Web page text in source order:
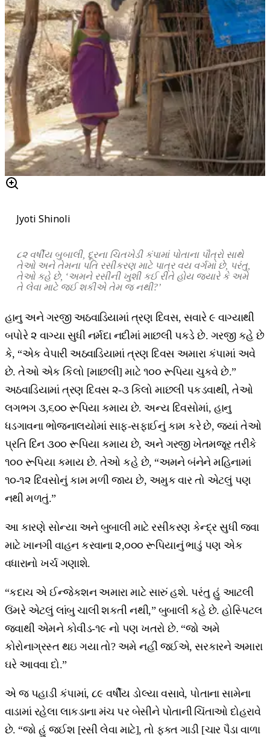
Jyoti Shinoli
૮૨ વર્ષીય બુબાલી, દૂરના ચિતખેડી કંપામાં પોતાના પૌત્રો સાથે
તેઓ અને તેમના પતિ રસીકરણ માટે પાત્ર વય વર્ગમાં છે, પરંતુ,
તેઓ કહે છે, ‘અમને રસીની ખુશી કઈ રીતે હોય જ્યારે કે અમે
તે લેવા માટે જઈ શકીએ તેમ જ નથી?’
હાનુ અને ગરજી અઠવાડિયામાં ત્રણ દિવસ, સવારે ૯ વાગ્યાથી
બપોરે ૨ વાગ્યા સુધી નર્મદા નદીમાં માછલી પકડે છે. ગરજી કહે છે
કે, “એક વેપારી અઠવાડિયામાં ત્રણ દિવસ અમારા કંપામાં અવે
છે. તેઓ એક કિલો [માછલી] માટે ૧૦૦ રૂપિયા ચુકવે છે.”
અઠવાડિયામાં ત્રણ દિવસ ૨-૩ કિલો માછલી પકડવાથી, તેઓ
લગભગ ૩,૬૦૦ રૂપિયા કમાય છે. અન્ય દિવસોમાં, હાનુ
ધડગાવના ભોજનાલયોમાં સાફ-સફાઈનું કામ કરે છે, જ્યાં તેઓ
પ્રતિ દિન ૩૦૦ રૂપિયા કમાય છે, અને ગરજી ખેતમજૂર તરીકે
૧૦૦ રૂપિયા કમાય છે. તેઓ કહે છે, “અમને બંનેને મહિનામાં
૧૦-૧૨ દિવસોનું કામ મળી જાય છે, અમુક વાર તો એટલું પણ
નથી મળતું.”
આ કારણે સોન્યા અને બુબાલી માટે રસીકરણ કેન્દ્ર સુધી જવા
માટે ખાનગી વાહન કરવાના ૨,૦૦૦ રૂપિયાનું ભાડું પણ એક
વધારાનો ખર્ચ ગણાશે.
“કદાચ એ ઈન્જેકશન અમારા માટે સારું હશે. પરંતુ હું આટલી
ઉંમરે એટલું લાંબુ ચાલી શકતી નથી,” બુબાલી કહે છે. હોસ્પિટલ
જવાથી એમને કોવીડ-૧૯ નો પણ ખતરો છે. “જો અમે
કોરોનાગ્રસ્ત થઇ ગયા તો? અમે નહીં જઈએ, સરકારને અમારા
ઘરે આવવા દો.”
એ જ પહાડી કંપામાં, ૮૯ વર્ષીય ડોલ્યા વસાવે, પોતાના સામેના
વાડામાં રહેલા લાકડાના મંચ પર બેસીને પોતાની ચિંતાઓ દોહરાવે
છે. “જો હું જઈશ [રસી લેવા માટે], તો ફક્ત ગાડી [ચાર પૈડા વાળા